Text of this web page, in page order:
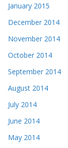
January 2015
December 2014
November 2014
October 2014
September 2014
August 2014
July 2014
June 2014
May 2014